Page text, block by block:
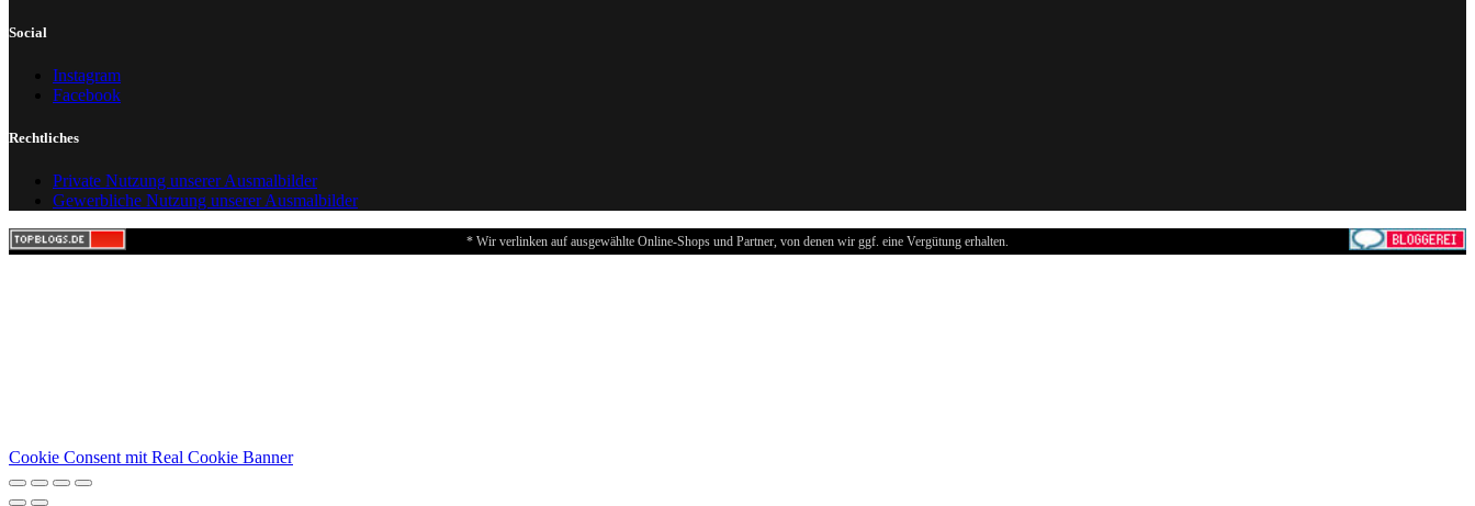
Social
Instagram
Facebook
Rechtliches
Private Nutzung unserer Ausmalbilder
Gewerbliche Nutzung unserer Ausmalbilder
* Wir verlinken auf ausgewählte Online-Shops und Partner, von denen wir ggf. eine Vergütung erhalten.
Cookie Consent mit Real Cookie Banner